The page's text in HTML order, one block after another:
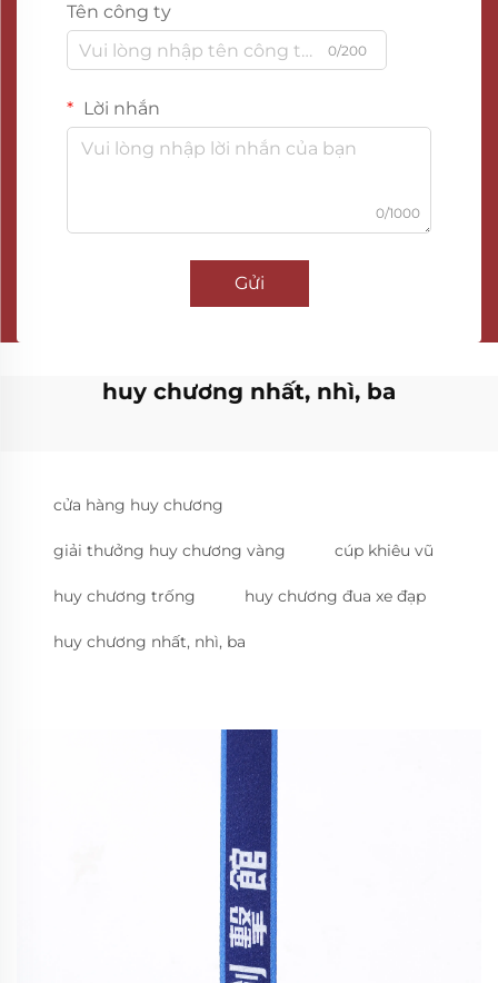
Tên công ty
0/200
Lời nhắn
0/1000
Gửi
huy chương nhất, nhì, ba
cửa hàng huy chương
giải thưởng huy chương vàng cúp khiêu vũ
huy chương trống huy chương đua xe đạp
huy chương nhất, nhì, ba